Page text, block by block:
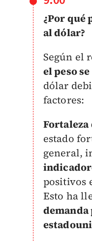
¿Por qué
al dólar?
Según el
el peso
dólar
factores:
estado
general,
positivos
Esto ha
demanda